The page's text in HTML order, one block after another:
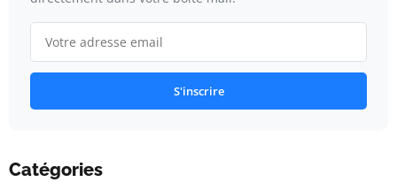
S'inscrire
Catégories